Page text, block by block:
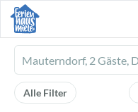
Ferienhausmiete
logo
Alle Filter